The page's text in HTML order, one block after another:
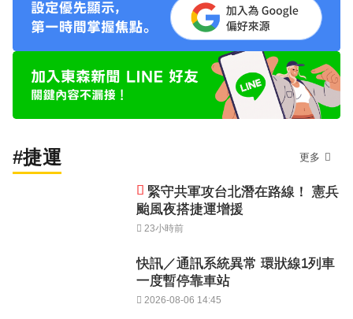
#捷運 更多
緊守共軍攻台北潛在路線！ 憲兵
颱風夜搭捷運增援
23小時前
快訊／通訊系統異常 環狀線1列車
一度暫停靠車站
2026-08-06 14:45